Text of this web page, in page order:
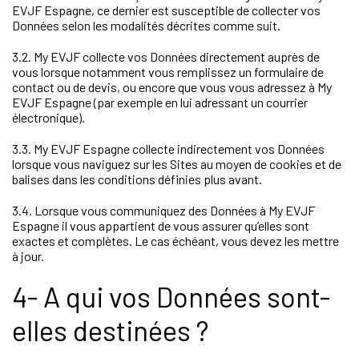
EVJF Espagne, ce dernier est susceptible de collecter vos
Données selon les modalités décrites comme suit.
3.2. My EVJF collecte vos Données directement auprès de
vous lorsque notamment vous remplissez un formulaire de
contact ou de devis, ou encore que vous vous adressez à My
EVJF Espagne (par exemple en lui adressant un courrier
électronique).
3.3. My EVJF Espagne collecte indirectement vos Données
lorsque vous naviguez sur les Sites au moyen de cookies et de
balises dans les conditions définies plus avant.
3.4. Lorsque vous communiquez des Données à My EVJF
Espagne il vous appartient de vous assurer qu’elles sont
exactes et complètes. Le cas échéant, vous devez les mettre
à jour.
4- A qui vos Données sont-
elles destinées ?